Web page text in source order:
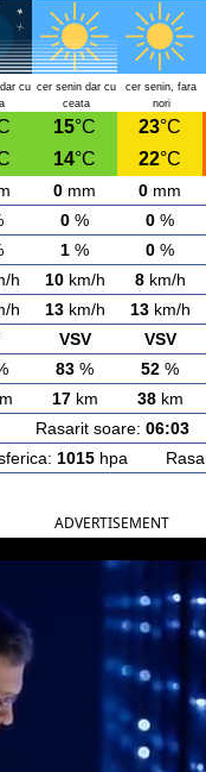
cu cer senin dar cu
ceata
cer senin, fara
nori
15°C 23°C
14°C 22°C
0 mm 0 mm
0 % 0 %
1 % 0 %
h 10km/h 8km/h
h 13km/h 13km/h
VSV VSV
83 % 52 %
17km 38km
soare: 06:03
1015hpa
ADVERTISEMENT